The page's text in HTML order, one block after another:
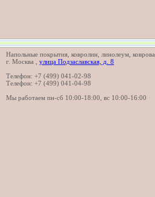
Напольные покрытия, ковролин, линолеум,
г. Москва
улица Подзаславская, д. 8
Телефон: +7 (499) 041-02-98
Телефон: +7 (499) 041-04-98
Мы работаем пн-сб 10:00-18:00, вс 10:00-16:00